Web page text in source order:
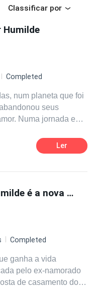
Classificar por
Humilde
Completed
num planeta que foi
seus
Numa jornada em
poderes
amores e
visões diferentes dos
Ler
A vendedora humilde é a nova senhora Montenegro
Completed
ganha a vida
pelo ex-namorado
de casamento do